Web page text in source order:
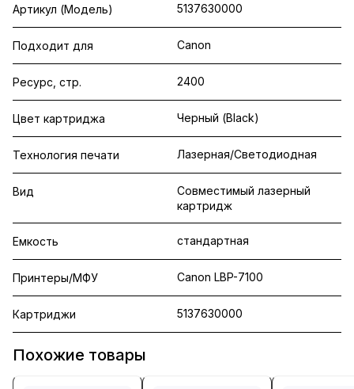
Артикул (Модель) 5137630000
Подходит для Canon
Ресурс, стр. 2400
Цвет картриджа Черный (Black)
Технология печати Лазерная/Светодиодная
Вид
Совместимый лазерный
картридж
Емкость стандартная
Принтеры/МФУ Canon LBP-7100
Картриджи 5137630000
Похожие товары